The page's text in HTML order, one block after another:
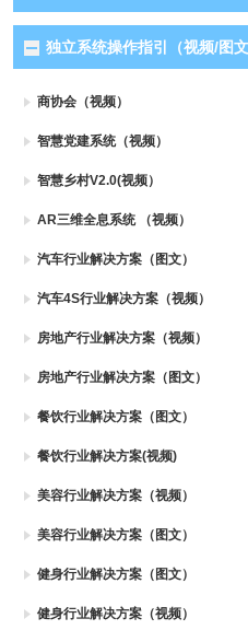
独立系统操作指引（视频/图文
商协会（视频）
智慧党建系统（视频）
智慧乡村V2.0(视频）
AR三维全息系统 （视频）
汽车行业解决方案（图文）
汽车4S行业解决方案（视频）
房地产行业解决方案（视频）
房地产行业解决方案（图文）
餐饮行业解决方案（图文）
餐饮行业解决方案(视频)
美容行业解决方案（视频）
美容行业解决方案（图文）
健身行业解决方案（图文）
健身行业解决方案（视频）